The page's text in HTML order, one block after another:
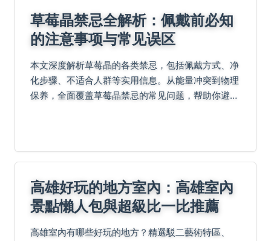
草莓晶禁忌全解析：佩戴前必知
的注意事项与常见误区
本文深度解析草莓晶的各类禁忌，包括佩戴方式、净
化步骤、不适合人群等实用信息。从能量冲突到物理
保养，全面覆盖草莓晶禁忌的常见问题，帮助你避免
高雄好玩的地方室內：高雄室內
景點懶人包與超級比一比推薦
高雄室內有哪些好玩的地方？精選駁二藝術特區、